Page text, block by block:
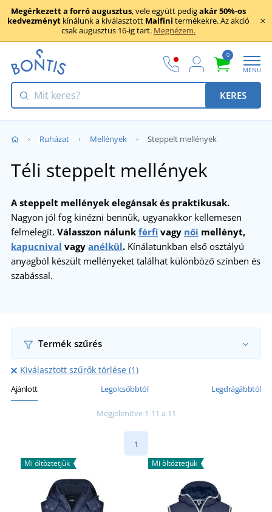
Megérkezett a forró augusztus, vele együtt pedigakár 50%-os
kedvezményt kínálunk a kiválasztott Malfini termékekre. Az akció
csak augusztus 16-ig tart. Megnézem.
0
MENU
KERES
Ruházat Mellények Steppelt mellények
Téli steppelt mellények
A steppelt mellények elegánsak és praktikusak.
Nagyon jól fog kinézni bennük, ugyanakkor kellemesen
felmelegít. Válasszon nálunk férfi vagy női mellényt,
kapucnival vagy anélkül. Kínálatunkban első osztályú
anyagból készült mellényeket találhat különböző színben és
szabással.
Termék szűrés
Kiválasztott szűrők törlése (1)
Ajánlott Legolcsóbbtól Legdrágábbtól
Megjelenítve 1-11 a 11
1
Mi öltöztetjük Mi öltöztetjük